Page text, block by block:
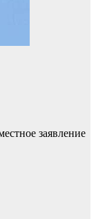
заявление